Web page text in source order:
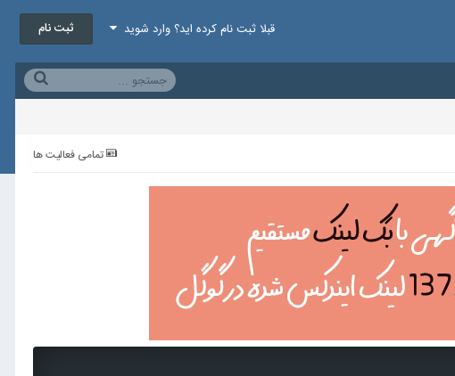
قبلا ثبت نام کرده اید؟ وارد شوید ثبت نام
تمامی فعالیت ها